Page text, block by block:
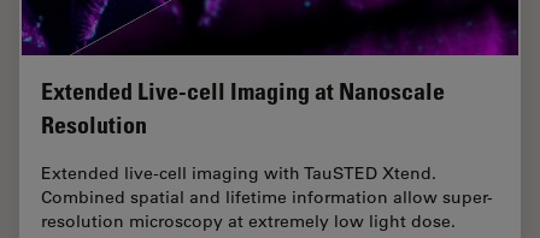
Extended Live-cell Imaging at Nanoscale
Resolution
Extended live-cell imaging with TauSTED Xtend.
Combined spatial and lifetime information allow super-
resolution microscopy at extremely low light dose.